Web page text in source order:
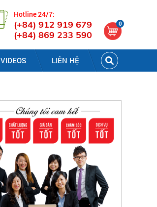
Hotline 24/7:
(+84) 912 919 679
(+84) 869 233 590
0
VIDEOS LIÊN HỆ